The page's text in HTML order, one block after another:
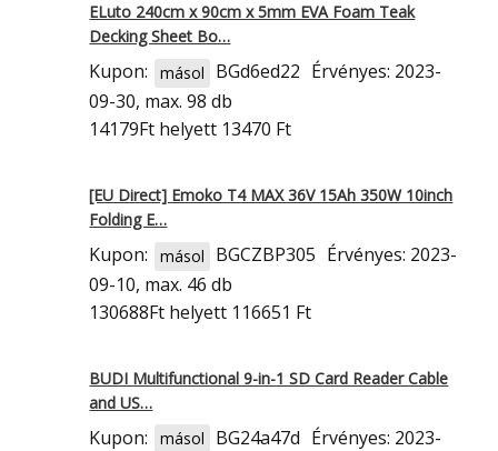
ELuto 240cm x 90cm x 5mm EVA Foam Teak
Decking Sheet Bo…
Kupon: másol BGd6ed22 Érvényes: 2023-
09-30, max. 98 db
14179Ft helyett 13470 Ft
[EU Direct] Emoko T4 MAX 36V 15Ah 350W 10inch
Folding E…
Kupon: másol BGCZBP305 Érvényes: 2023-
09-10, max. 46 db
130688Ft helyett 116651 Ft
BUDI Multifunctional 9-in-1 SD Card Reader Cable
and US…
Kupon: másol BG24a47d Érvényes: 2023-